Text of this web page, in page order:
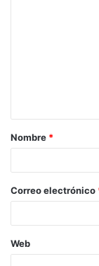
Nombre *
Correo electrónico
Web